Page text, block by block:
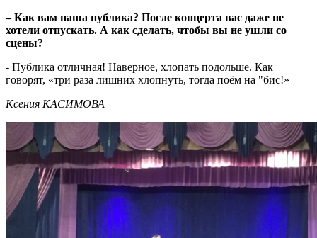
– Как вам наша публика? После концерта вас даже не
хотели отпускать. А как сделать, чтобы вы не ушли со
сцены?
- Публика отличная! Наверное, хлопать подольше. Как
говорят, «три раза лишних хлопнуть, тогда поём на "бис!»
Ксения КАСИМОВА